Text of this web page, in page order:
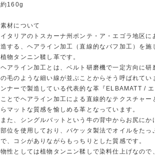
約160g
素材について
イタリアのトスカーナ州ポンテ・ア・エゴラ地区
造する、ヘアライン加工（直線的なバフ加工）を施
植物タンニン鞣し革です。
ヘアライン加工とは、ベルト研磨機で一定方向に研
の毛のような細い線が並ぶことからそう呼ばれてい
ンナーで製造している代表的な革『ELBAMATT /
ことでヘアライン加工による直線的なテクスチャー
らマットな質感を愉しめる革となっています。
また、シングルバットという牛の背中からお尻にか
部位を使用しており、バケッタ製法でオイルをたっ
で、コシがありながらもっちりとした質感です。
物性としては植物タンニン鞣しで染料仕上げなので